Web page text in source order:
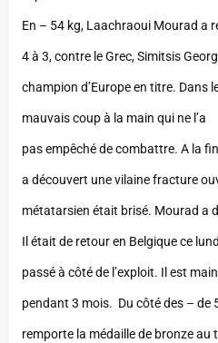
En – 54 kg, Laachraoui Mourad a
4 à 3, contre le Grec, Simitsis
champion d’Europe en titre. Dans
mauvais coup à la main qui ne l’a
pas empêché de combattre. A la
a découvert une vilaine fracture
métatarsien était brisé. Mourad a
Il était de retour en Belgique ce
passé à côté de l’exploit. Il est
pendant 3 mois. Du côté des – de
remporte la médaille de bronze au